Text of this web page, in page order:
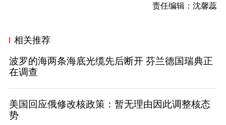
责任编辑：沈馨蕊
相关推荐
波罗的海两条海底光缆先后断开 芬兰德国瑞典正
在调查
美国回应俄修改核政策：暂无理由因此调整核态
势